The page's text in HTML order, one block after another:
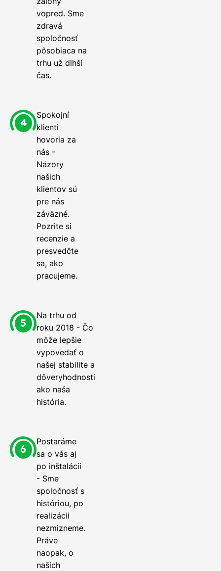
vopred. Sme
zdravá
spoločnosť
pôsobiaca na
trhu už dlhší
čas.
Spokojní
klienti
hovoria za
nás -
Názory
našich
klientov sú
pre nás
záväzné.
Pozrite si
recenzie a
presvedčte
sa, ako
pracujeme.
Na trhu od
roku 2018 - Čo
môže lepšie
vypovedať o
našej stabilite a
dôveryhodnosti
ako naša
história.
Postaráme
sa o vás aj
po inštalácii
- Sme
spoločnosť s
históriou, po
realizácii
nezmizneme.
Práve
naopak, o
našich